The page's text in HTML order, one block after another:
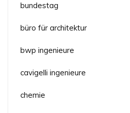
bundestag
büro für architektur
bwp ingenieure
cavigelli ingenieure
chemie